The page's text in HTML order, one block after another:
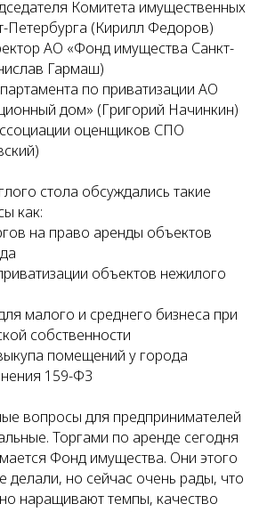
Комитета имущественных
Петербурга (Кирилл Федоров)
АО «Фонд имущества Санкт-
Гармаш)
по приватизации АО
дом» (Григорий Начинкин)
оценщиков СПО
стола обсуждались такие
как:
на право аренды объектов
объектов нежилого
малого и среднего бизнеса при
собственности
помещений у города
159-ФЗ
вопросы для предпринимателей
Торгами по аренде сегодня
Фонд имущества. Они этого
делали, но сейчас очень рады, что
наращивают темпы, качество